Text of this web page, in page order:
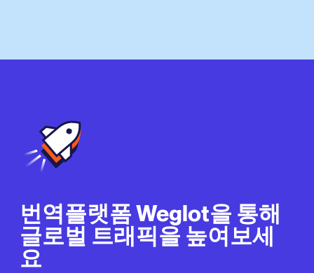
번역플랫폼 Weglot을 통해
글로벌 트래픽을 높여보세
요